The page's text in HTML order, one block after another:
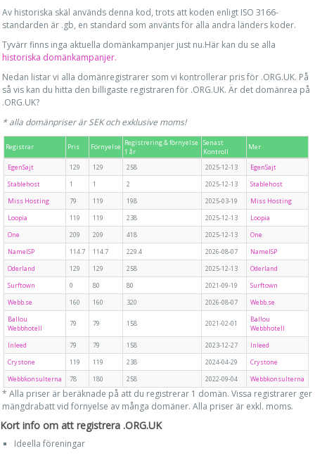
Av historiska skäl används denna kod, trots att koden enligt ISO 3166-
standarden är .gb, en standard som använts för alla andra länders koder.
Tyvärr finns inga aktuella domänkampanjer just nu.Här kan du se alla
historiska domänkampanjer.
Nedan listar vi alla domänregistrarer som vi kontrollerar pris för .ORG.UK. På
så vis kan du hitta den billigaste registraren för .ORG.UK. Är det domänrea på
.ORG.UK?
* alla domänpriser är SEK och exklusive moms!
Registrar Pris Förnyelse Registrering & förnyelse
1 år
Senast
Kontroll
Mer
EgenSajt 129 129 258 2025-12-13
EgenSajt
Stablehost
1 1 2 2025-12-13
Stablehost
Miss Hosting
79 119 198 2025-03-19
Miss Hosting
Loopia
119 119 238 2025-12-13
Loopia
One
209 209 418 2025-12-13
One
NameISP
114.7 114.7 229.4 2026-08-07
NameISP
Oderland
129 129 258 2025-12-13
Oderland
Surftown
0 80 80 2021-09-19
Surftown
Webb.se
160 160 320 2026-08-07
Webb.se
Ballou
Webbhotell
79 79 158 2021-02-01
Ballou
Webbhotell
Inleed
79 79 158 2023-12-27
Inleed
Crystone
119 119 238 2024-04-29
Crystone
Webbkonsulterna
78 180 258 2022-09-04 Webbkonsulterna
* Alla priser är beräknade på att du registrerar 1 domän. Vissa registrarer ger
mängdrabatt vid förnyelse av många domäner. Alla priser är exkl. moms.
Kort info om att registrera .ORG.UK
Ideella föreningar